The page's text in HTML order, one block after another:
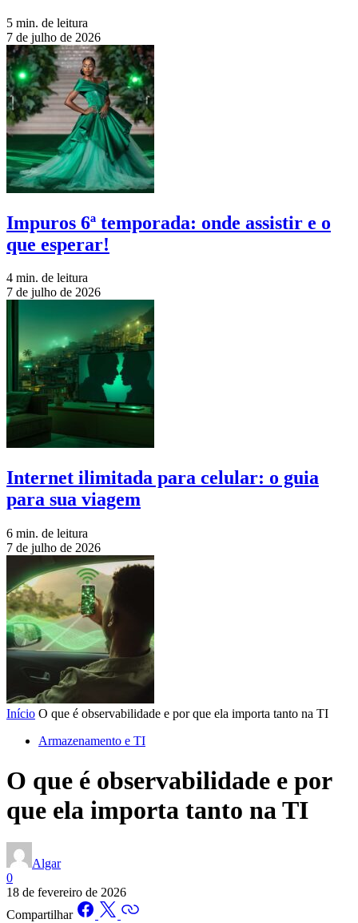
5 min. de leitura
7 de julho de 2026
Impuros 6ª temporada: onde assistir e o
que esperar!
4 min. de leitura
7 de julho de 2026
Internet ilimitada para celular: o guia
para sua viagem
6 min. de leitura
7 de julho de 2026
Início O que é observabilidade e por que ela importa tanto na TI
Armazenamento e TI
O que é observabilidade e por
que ela importa tanto na TI
Algar
0
18 de fevereiro de 2026
Compartilhar